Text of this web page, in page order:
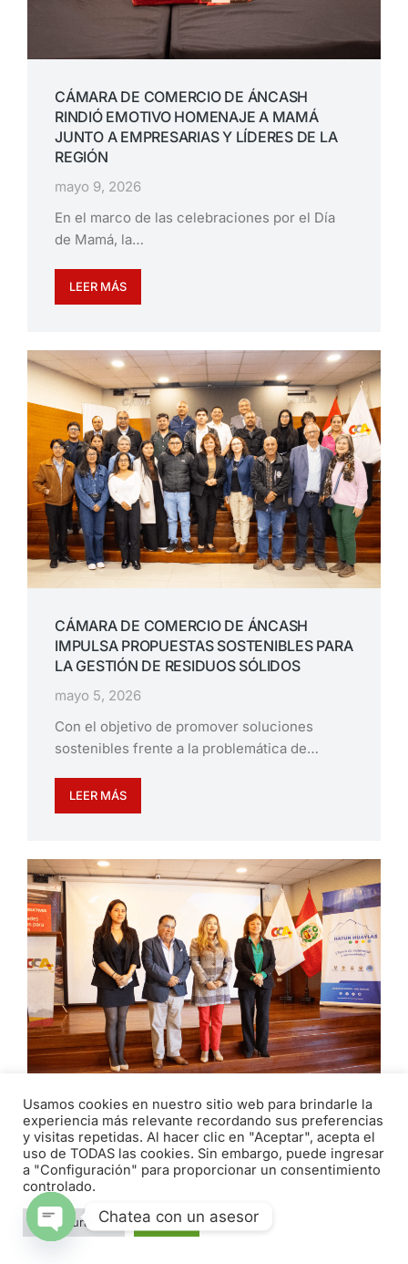
CÁMARA DE COMERCIO DE ÁNCASH
RINDIÓ EMOTIVO HOMENAJE A MAMÁ
JUNTO A EMPRESARIAS Y LÍDERES DE LA
REGIÓN
mayo 9, 2026
En el marco de las celebraciones por el Día
de Mamá, la…
LEER MÁS
CÁMARA DE COMERCIO DE ÁNCASH
IMPULSA PROPUESTAS SOSTENIBLES PARA
LA GESTIÓN DE RESIDUOS SÓLIDOS
mayo 5, 2026
Con el objetivo de promover soluciones
sostenibles frente a la problemática de…
LEER MÁS
EMPRESARIOS Y AUTORIDADES
PARTICIPAN EN ENCUENTRO PROMOVIDO
POR LA CÁMARA DE COMERCIO DE
ÁNCASH
abril 29, 2026
Usamos cookies en nuestro sitio web para brindarle la
experiencia más relevante recordando sus preferencias
y visitas repetidas. Al hacer clic en "Aceptar", acepta el
uso de TODAS las cookies. Sin embargo, puede ingresar
a "Configuración" para proporcionar un consentimiento
controlado.
Configuración Aceptar
Chatea con un asesor